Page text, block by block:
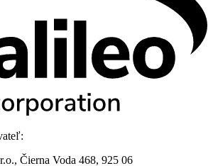
Čierna Voda 468, 925 06